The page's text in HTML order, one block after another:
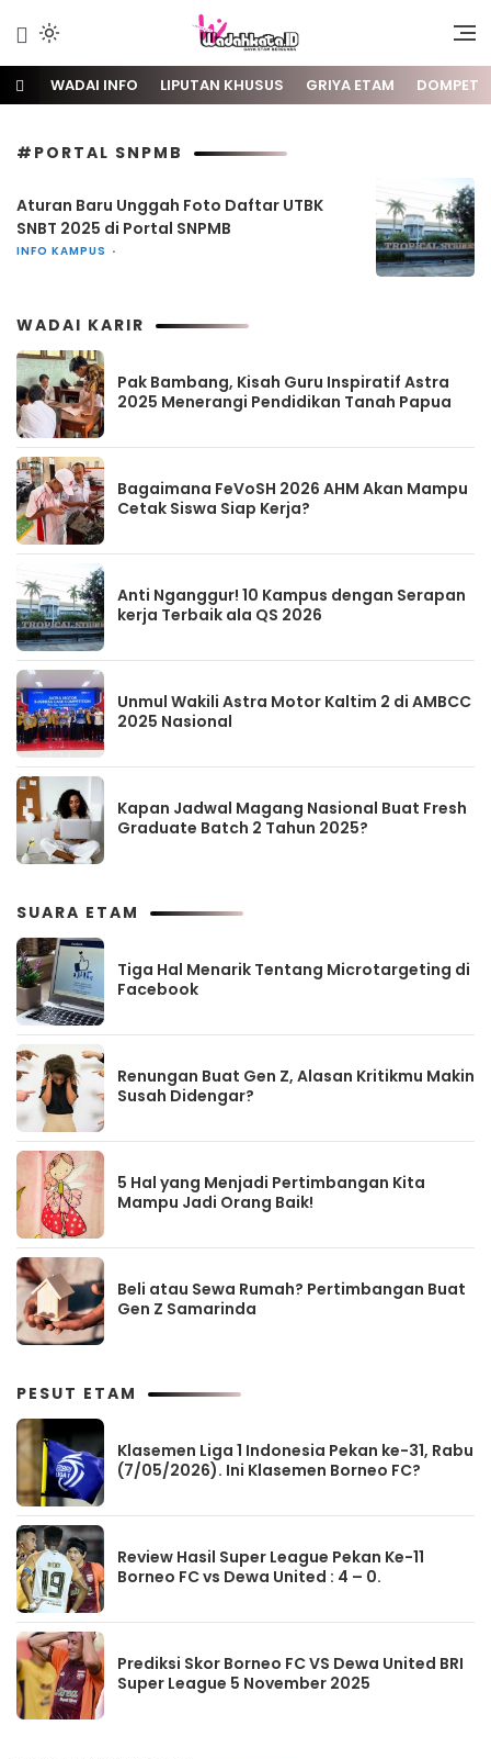
Wadai
Gaya Etam Bersuara
WADAI INFO LIPUTAN KHUSUS GRIYA ETAM DOMPET
#PORTAL SNPMB
Aturan Baru Unggah Foto Daftar UTBK
SNBT 2025 di Portal SNPMB
INFO KAMPUS
WADAI KARIR
Pak Bambang, Kisah Guru Inspiratif Astra
2025 Menerangi Pendidikan Tanah Papua
Bagaimana FeVoSH 2026 AHM Akan Mampu
Cetak Siswa Siap Kerja?
Anti Nganggur! 10 Kampus dengan Serapan
kerja Terbaik ala QS 2026
Unmul Wakili Astra Motor Kaltim 2 di AMBCC
2025 Nasional
Kapan Jadwal Magang Nasional Buat Fresh
Graduate Batch 2 Tahun 2025?
SUARA ETAM
Tiga Hal Menarik Tentang Microtargeting di
Facebook
Renungan Buat Gen Z, Alasan Kritikmu Makin
Susah Didengar?
5 Hal yang Menjadi Pertimbangan Kita
Mampu Jadi Orang Baik!
Beli atau Sewa Rumah? Pertimbangan Buat
Gen Z Samarinda
PESUT ETAM
Klasemen Liga 1 Indonesia Pekan ke-31, Rabu
(7/05/2026). Ini Klasemen Borneo FC?
Review Hasil Super League Pekan Ke-11
Borneo FC vs Dewa United : 4 – 0.
Prediksi Skor Borneo FC VS Dewa United BRI
Super League 5 November 2025